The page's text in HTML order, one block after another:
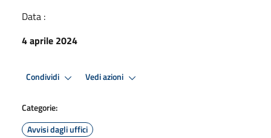
Data :
4 aprile 2024
Condividi Vedi azioni
Categorie:
Avvisi dagli uffici